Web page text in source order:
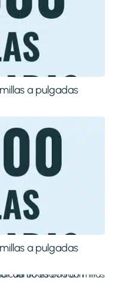
a pulgadas
a pulgadas